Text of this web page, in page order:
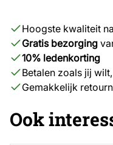
Hoogste kwaliteit
Gratis bezorging
10% ledenkorting
Betalen zoals jij
Gemakkelijk
Ook